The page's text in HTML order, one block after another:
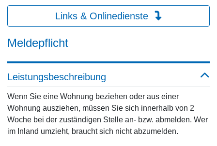
Links & Onlinedienste
Meldepflicht
Leistungsbeschreibung
Wenn Sie eine Wohnung beziehen oder aus einer
Wohnung ausziehen, müssen Sie sich innerhalb von 2
Woche bei der zuständigen Stelle an- bzw. abmelden. Wer
im Inland umzieht, braucht sich nicht abzumelden.